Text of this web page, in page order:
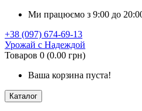
Ми працюємо з 9:00 до
+38 (097) 674-69-13
Урожай с Надеждой
Товаров 0 (0.00 грн)
Ваша корзина пуста!
Каталог